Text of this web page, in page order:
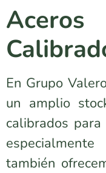
Aceros
En Grupo
un amplio
calibrados
también